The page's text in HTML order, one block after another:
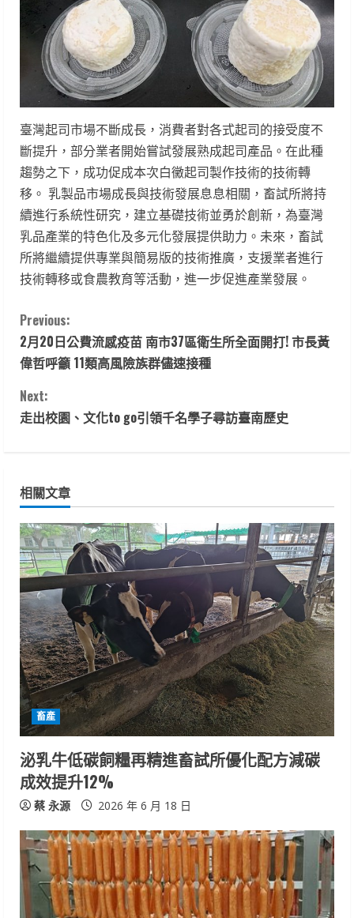
臺灣起司市場不斷成長，消費者對各式起司的接受度不
斷提升，部分業者開始嘗試發展熟成起司產品。在此種
趨勢之下，成功促成本次白黴起司製作技術的技術轉
移。 乳製品市場成長與技術發展息息相關，畜試所將持
續進行系統性研究，建立基礎技術並勇於創新，為臺灣
乳品產業的特色化及多元化發展提供助力。未來，畜試
所將繼續提供專業與簡易版的技術推廣，支援業者進行
技術轉移或食農教育等活動，進一步促進產業發展。
C
o
n
t
n
u
e
R
e
a
d
i
n
g
Previous:
2月20日公費流感疫苗 南市37區衛生所全面開打! 市長黃
偉哲呼籲 11類高風險族群儘速接種
Next:
走出校園、文化to go引領千名學子尋訪臺南歷史
相關文章
畜產
泌乳牛低碳飼糧再精進畜試所優化配方減碳
成效提升12%
蔡 永源 2026 年 6 月 18 日